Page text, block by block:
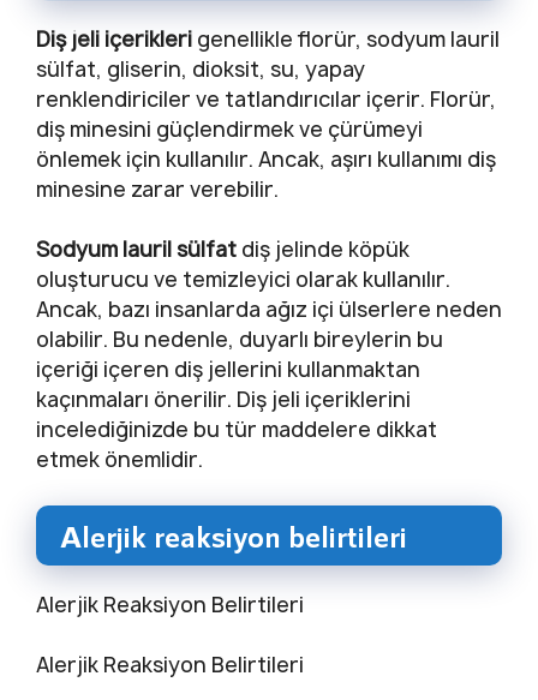
Diş jeli içerikleri genellikle florür, sodyum lauril
sülfat, gliserin, dioksit, su, yapay
renklendiriciler ve tatlandırıcılar içerir. Florür,
diş minesini güçlendirmek ve çürümeyi
önlemek için kullanılır. Ancak, aşırı kullanımı diş
minesine zarar verebilir.
Sodyum lauril sülfat diş jelinde köpük
oluşturucu ve temizleyici olarak kullanılır.
Ancak, bazı insanlarda ağız içi ülserlere neden
olabilir. Bu nedenle, duyarlı bireylerin bu
içeriği içeren diş jellerini kullanmaktan
kaçınmaları önerilir. Diş jeli içeriklerini
incelediğinizde bu tür maddelere dikkat
etmek önemlidir.
Alerjik reaksiyon belirtileri
Alerjik Reaksiyon Belirtileri
Alerjik Reaksiyon Belirtileri